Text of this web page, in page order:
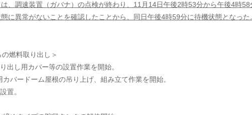
、調速装置（ガバナ）の点検が終わり、11月14日午後2時53分から午後4時58
に異常がないことを確認したことから、同日午後4時59分に待機状態となった
燃料取り出し＞
出し用カバー等の設置作業を開始。
ドーム屋根の吊り上げ、組み立て作業を開始。
。